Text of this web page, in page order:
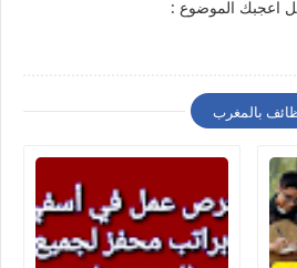
اعجبك الموضوع :
بالمغرب